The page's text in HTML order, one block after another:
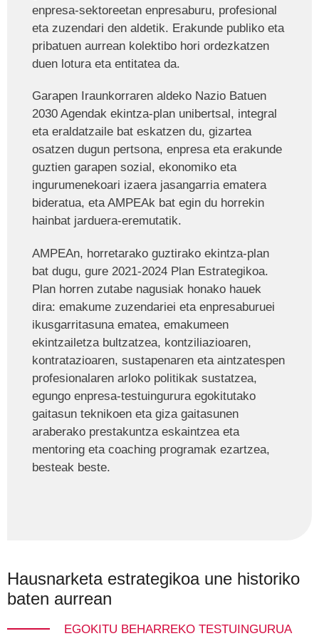
enpresa-sektoreetan enpresaburu, profesional
eta zuzendari den aldetik. Erakunde publiko eta
pribatuen aurrean kolektibo hori ordezkatzen
duen lotura eta entitatea da.
Garapen Iraunkorraren aldeko Nazio Batuen
2030 Agendak ekintza-plan unibertsal, integral
eta eraldatzaile bat eskatzen du, gizartea
osatzen dugun pertsona, enpresa eta erakunde
guztien garapen sozial, ekonomiko eta
ingurumenekoari izaera jasangarria ematera
bideratua, eta AMPEAk bat egin du horrekin
hainbat jarduera-eremutatik.
AMPEAn, horretarako guztirako ekintza-plan
bat dugu, gure 2021-2024 Plan Estrategikoa.
Plan horren zutabe nagusiak honako hauek
dira: emakume zuzendariei eta enpresaburuei
ikusgarritasuna ematea, emakumeen
ekintzailetza bultzatzea, kontziliazioaren,
kontratazioaren, sustapenaren eta aintzatespen
profesionalaren arloko politikak sustatzea,
egungo enpresa-testuingurura egokitutako
gaitasun teknikoen eta giza gaitasunen
araberako prestakuntza eskaintzea eta
mentoring eta coaching programak ezartzea,
besteak beste.
Hausnarketa estrategikoa une historiko
baten aurrean
EGOKITU BEHARREKO TESTUINGURUA